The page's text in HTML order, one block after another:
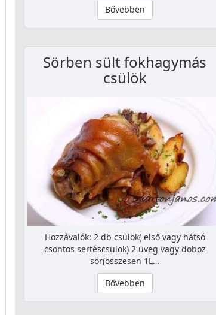
Bővebben
Sörben sült fokhagymás
csülök
Hozzávalók: 2 db csülök( első vagy hátsó
csontos sertéscsülök) 2 üveg vagy doboz
sör(összesen 1L…
Bővebben